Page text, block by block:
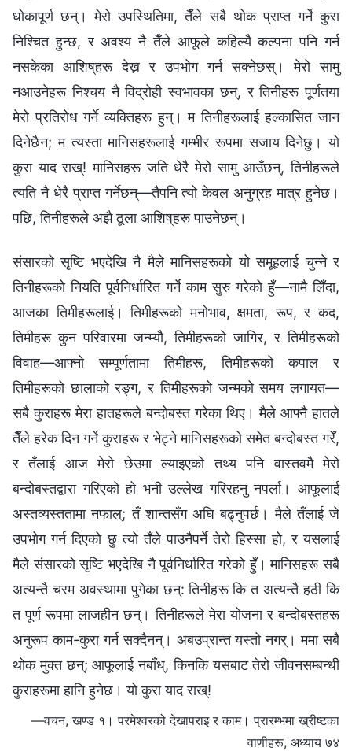
धोकापूर्ण छन्। मेरो उपस्थितिमा, तैँले सबै थोक प्राप्त गर्ने कुरा
निश्चित हुन्छ, र अवश्य नै तैँले आफूले कहिल्यै कल्पना पनि गर्न
नसकेका आशिष्‌हरू देख्न र उपभोग गर्न सक्नेछस्। मेरो सामु
नआउनेहरू निश्चय नै विद्रोही स्वभावका छन्, र तिनीहरू पूर्णतया
मेरो प्रतिरोध गर्ने व्यक्तिहरू हुन्। म तिनीहरूलाई हल्‍कासित जान
दिनेछैन; म त्यस्ता मानिसहरूलाई गम्भीर रूपमा सजाय दिनेछु। यो
कुरा याद राख्! मानिसहरू जति धेरै मेरो सामु आउँछन्, तिनीहरूले
त्यति नै धेरै प्राप्त गर्नेछन्—तैपनि त्यो केवल अनुग्रह मात्र हुनेछ।
पछि, तिनीहरूले अझै ठूला आशिष्‌हरू पाउनेछन्।
संसारको सृष्टि भएदेखि नै मैले मानिसहरूको यो समूहलाई चुन्ने र
तिनीहरूको नियति पूर्वनिर्धारित गर्ने काम सुरु गरेको हुँ—नामै लिँदा,
आजका तिमीहरूलाई। तिमीहरूको मनोभाव, क्षमता, रूप, र कद,
तिमीहरू कुन परिवारमा जन्म्यौ, तिमीहरूको जागिर, र तिमीहरूको
विवाह—आफ्‍नो सम्पूर्णतामा तिमीहरू, तिमीहरूको कपाल र
तिमीहरूको छालाको रङ्ग, र तिमीहरूको जन्मको समय लगायत—
सबै कुराहरू मेरा हातहरूले बन्दोबस्त गरेका थिए। मैले आफ्नै हातले
तैँले हरेक दिन गर्ने कुराहरू र भेट्ने मानिसहरूको समेत बन्दोबस्त गरेँ,
र तँलाई आज मेरो छेउमा ल्याइएको तथ्य पनि वास्तवमै मेरो
बन्दोबस्तद्वारा गरिएको हो भनी उल्लेख गरिरहनु नपर्ला। आफूलाई
अस्तव्यस्ततामा नफाल्; तँ शान्तसँग अघि बढ्नुपर्छ। मैले तँलाई जे
उपभोग गर्न दिएको छु त्यो तँले पाउनैपर्ने तेरो हिस्सा हो, र यसलाई
मैले संसारको सृष्टि भएदेखि नै पूर्वनिर्धारित गरेको हुँ। मानिसहरू सबै
अत्यन्तै चरम अवस्थामा पुगेका छन्: तिनीहरू कि त अत्यन्तै हठी कि
त पूर्ण रूपमा लाजहीन छन्। तिनीहरूले मेरा योजना र बन्दोबस्तहरू
अनुरूप काम-कुरा गर्न सक्दैनन्। अबउप्रान्त यस्तो नगर्। ममा सबै
थोक मुक्त छन्; आफूलाई नबाँध्, किनकि यसबाट तेरो जीवनसम्बन्धी
कुराहरूमा हानि हुनेछ। यो कुरा याद राख्!
—वचन, खण्ड १। परमेश्‍वरको देखापराइ र काम। प्रारम्‍भमा ख्रीष्‍टका
वाणीहरू, अध्याय ७४